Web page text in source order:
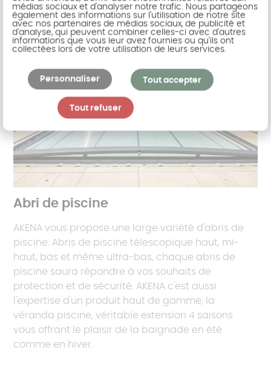
Abri de piscine
AKENA vous propose une large variété d'abris de
piscine. Abris de piscine télescopique haut, mi-
haut, bas et même ultra-bas, chaque abris de
piscine saura répondre à vos souhaits de
protection et de sécurité. AKENA c'est aussi
l'expertise d'un produit haut de gamme, la
véranda piscine, véritable extension 4 saisons
vous offrant le plaisir de la baignade en été
comme en hiver.
médias sociaux et d'analyser notre trafic. Nous partageons
également des informations sur l'utilisation de notre site
avec nos partenaires de médias sociaux, de publicité et
d'analyse, qui peuvent combiner celles-ci avec d'autres
informations que vous leur avez fournies ou qu'ils ont
collectées lors de votre utilisation de leurs services.
Tout accepter
Tout refuser
Personnaliser